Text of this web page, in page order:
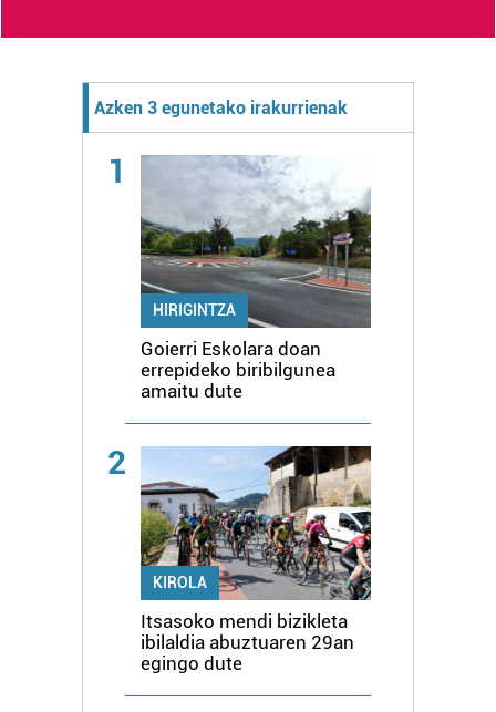
Azken 3 egunetako irakurrienak
1
HIRIGINTZA
Goierri Eskolara doan
errepideko biribilgunea
amaitu dute
2
KIROLA
Itsasoko mendi bizikleta
ibilaldia abuztuaren 29an
egingo dute